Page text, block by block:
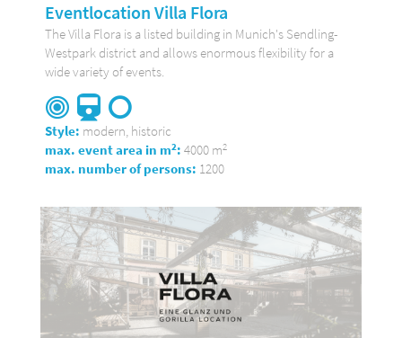
Eventlocation Villa Flora
The Villa Flora is a listed building in Munich's Sendling-
Westpark district and allows enormous flexibility for a
wide variety of events.
Style: modern, historic
max. event area in m2: 4000 m2
max. number of persons: 1200